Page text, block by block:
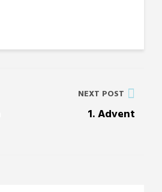
NEXT POST
1. Advent